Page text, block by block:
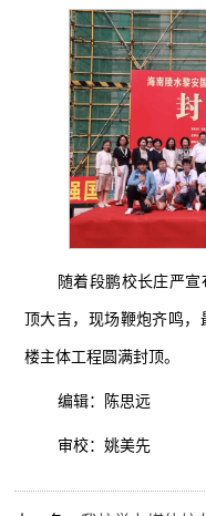
随着段鹏校长庄严
顶大吉，现场鞭炮齐鸣
楼主体工程圆满封顶。
编辑：陈思远
审校：姚美先